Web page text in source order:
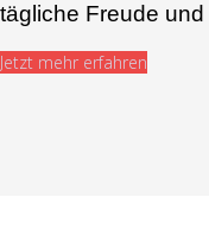
tägliche Freude
Jetzt mehr erfahren